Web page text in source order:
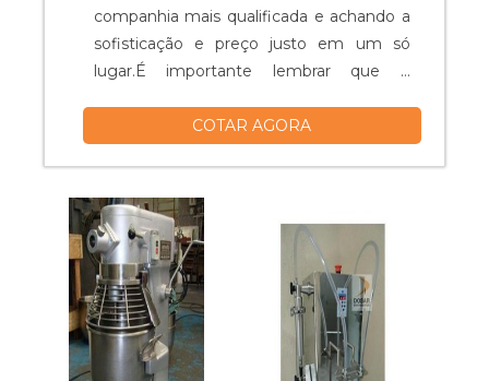
companhia mais qualificada e achando a
sofisticação e preço justo em um só
lugar.É importante lembrar que o
empresas especializadas. Esse tipo de
prejuízos com substituições frequentes
de peças defeituosas. Assim, é possível ...
COTAR AGORA